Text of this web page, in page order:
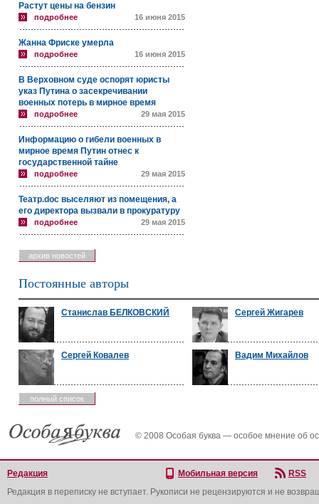
Растут цены на бензин
подробнее 16 июня 2015
Жанна Фриске умерла
подробнее 16 июня 2015
В Верховном суде оспорят юристы
указ Путина о засекречивании
военных потерь в мирное время
подробнее 29 мая 2015
Информацию о гибели военных в
мирное время Путин отнес к
государственной тайне
подробнее 29 мая 2015
Театр.doc выселяют из помещения, а
его директора вызвали в прокуратуру
подробнее 29 мая 2015
архив новостей
Постоянные авторы
Станислав БЕЛКОВСКИЙ Сергей Жигарев
Сергей Ковалев Вадим Михайлов
полный список
© 2008 Особая буква — особое мнение об
Редакция Мобильная версия
RSS
Редакция в переписку не вступает. Рукописи не рецензируются и не